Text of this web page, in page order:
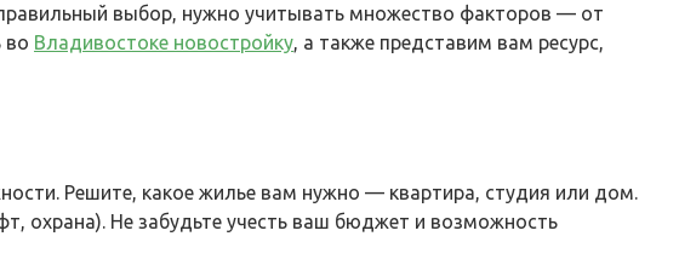
выбор, нужно учитывать множество факторов — от
во Владивостоке новостройку, а также представим вам ресурс,
Решите, какое жилье вам нужно — квартира, студия или дом.
охрана). Не забудьте учесть ваш бюджет и возможность